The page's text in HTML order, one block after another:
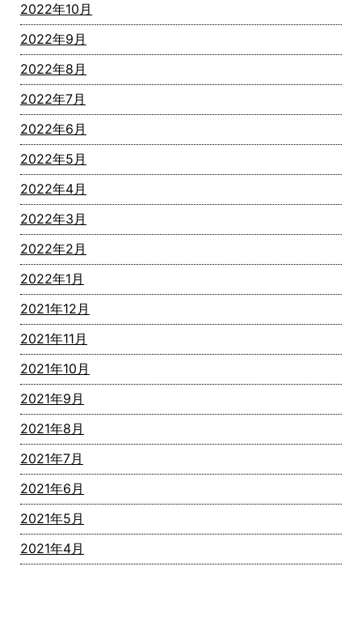
2022年10月
2022年9月
2022年8月
2022年7月
2022年6月
2022年5月
2022年4月
2022年3月
2022年2月
2022年1月
2021年12月
2021年11月
2021年10月
2021年9月
2021年8月
2021年7月
2021年6月
2021年5月
2021年4月